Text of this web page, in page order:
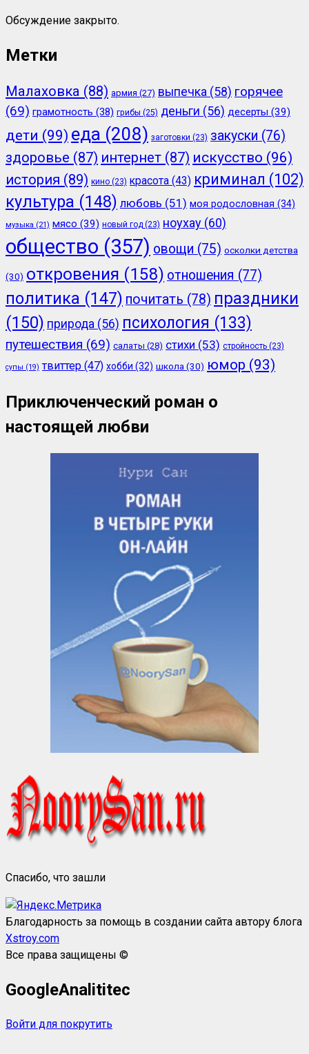
Обсуждение закрыто.
Метки
Малаховка (88) армия (27) выпечка (58) горячее
(69) грамотность (38) грибы (25) деньги (56) десерты (39)
дети (99) еда (208) заготовки (23) закуски (76)
здоровье (87) интернет (87) искусство (96)
история (89) кино (23) красота (43) криминал (102)
культура (148) любовь (51) моя родословная (34)
музыка (21) мясо (39) новый год (23) ноухау (60)
общество (357) овощи (75) осколки детства
(30) откровения (158) отношения (77)
политика (147) почитать (78) праздники
(150) природа (56) психология (133)
путешествия (69) салаты (28) стихи (53) стройность (23)
супы (19) твиттер (47) хобби (32) школа(30) юмор (93)
Приключенческий роман о
настоящей любви
Спасибо, что зашли
Благодарность за помощь в создании сайта автору блога
Xstroy.com
Все права защищены ©
GoogleAnalititec
Войти для покрутить